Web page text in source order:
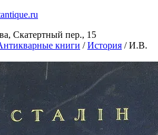
Скатертный пер., 15
книги / История / И.В.